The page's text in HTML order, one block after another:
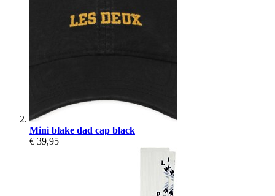
Mini blake dad cap black
€ 39,95